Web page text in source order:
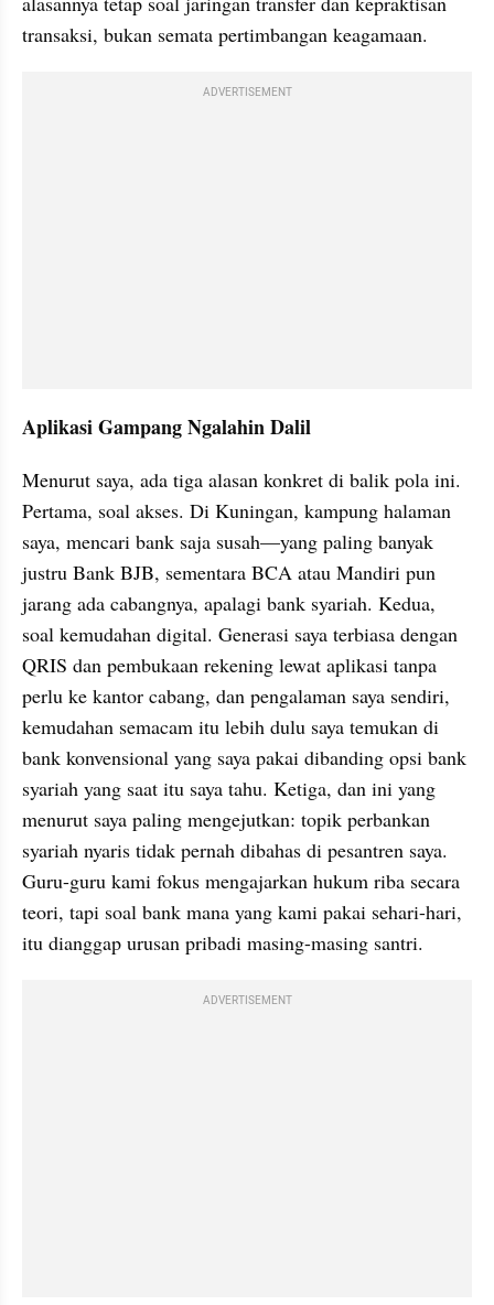
transaksi, bukan semata pertimbangan keagamaan.
ADVERTISEMENT
Aplikasi Gampang Ngalahin Dalil
Menurut saya, ada tiga alasan konkret di balik pola ini.
Pertama, soal akses. Di Kuningan, kampung halaman
saya, mencari bank saja susah—yang paling banyak
justru Bank BJB, sementara BCA atau Mandiri pun
jarang ada cabangnya, apalagi bank syariah. Kedua,
soal kemudahan digital. Generasi saya terbiasa dengan
QRIS dan pembukaan rekening lewat aplikasi tanpa
perlu ke kantor cabang, dan pengalaman saya sendiri,
kemudahan semacam itu lebih dulu saya temukan di
bank konvensional yang saya pakai dibanding opsi bank
syariah yang saat itu saya tahu. Ketiga, dan ini yang
menurut saya paling mengejutkan: topik perbankan
syariah nyaris tidak pernah dibahas di pesantren saya.
Guru-guru kami fokus mengajarkan hukum riba secara
teori, tapi soal bank mana yang kami pakai sehari-hari,
itu dianggap urusan pribadi masing-masing santri.
ADVERTISEMENT